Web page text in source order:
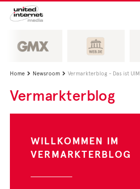
Home  Newsroom  Vermarkterblog - Das ist UIM
Vermarkterblog
WILLKOMMEN IM
VERMARKTERBLOG